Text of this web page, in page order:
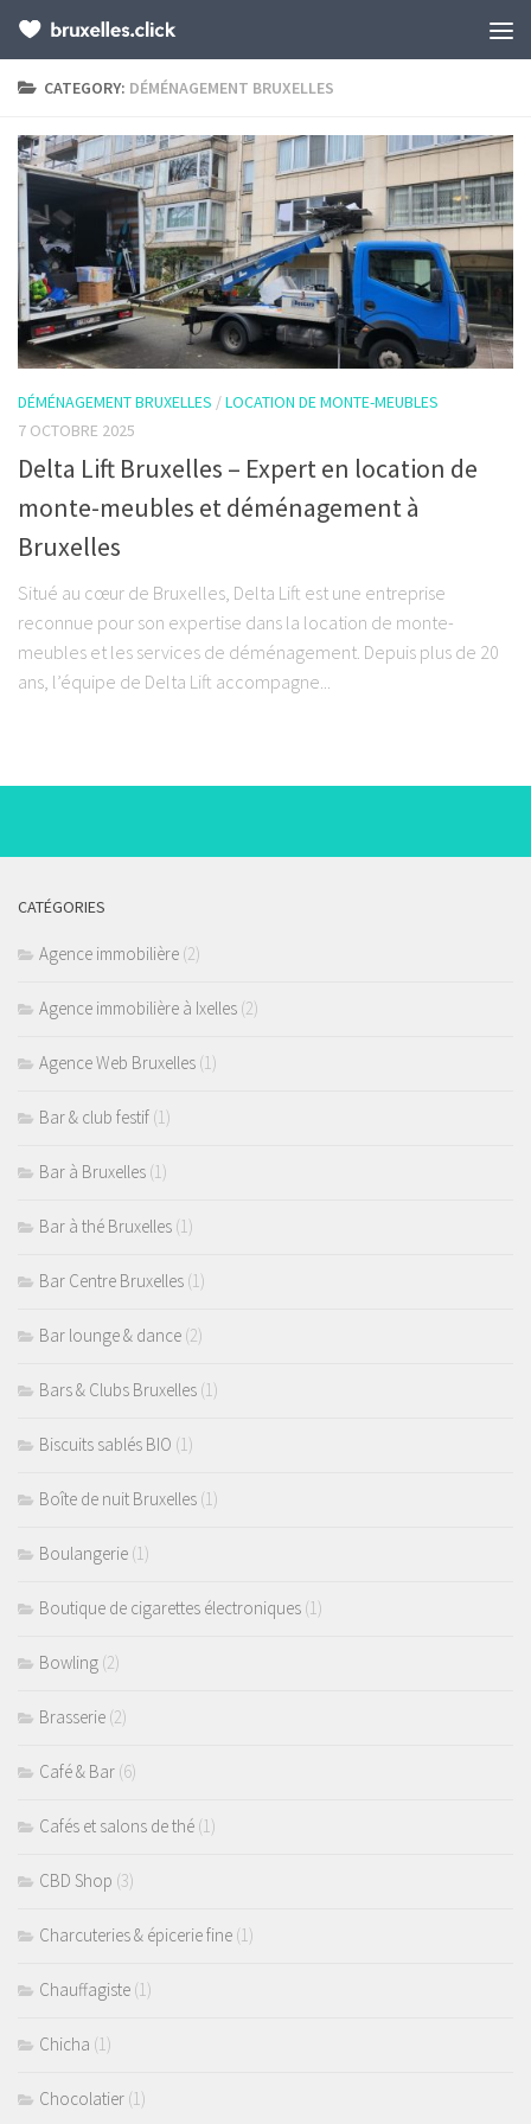
CATEGORY: DÉMÉNAGEMENT BRUXELLES
DÉMÉNAGEMENT BRUXELLES /LOCATION DE MONTE-MEUBLES
7 OCTOBRE 2025
Delta Lift Bruxelles – Expert en location de
monte-meubles et déménagement à
Bruxelles
Situé au cœur de Bruxelles, Delta Lift est une entreprise
reconnue pour son expertise dans la location de monte-
meubles et les services de déménagement. Depuis plus de 20
ans, l’équipe de Delta Lift accompagne...
CATÉGORIES
Agence immobilière (2)
Agence immobilière à Ixelles (2)
Agence Web Bruxelles (1)
Bar & club festif (1)
Bar à Bruxelles (1)
Bar à thé Bruxelles (1)
Bar Centre Bruxelles (1)
Bar lounge & dance (2)
Bars & Clubs Bruxelles (1)
Biscuits sablés BIO (1)
Boîte de nuit Bruxelles (1)
Boulangerie (1)
Boutique de cigarettes électroniques (1)
Bowling (2)
Brasserie (2)
Café & Bar (6)
Cafés et salons de thé (1)
CBD Shop (3)
Charcuteries & épicerie fine (1)
Chauffagiste (1)
Chicha (1)
Chocolatier (1)